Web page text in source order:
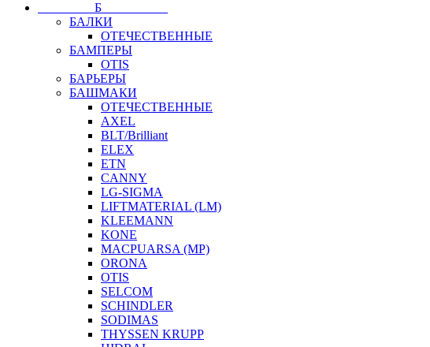
⠀⠀⠀⠀⠀⠀Б⠀⠀⠀⠀⠀⠀⠀
БАЛКИ
ОТЕЧЕСТВЕННЫЕ
БАМПЕРЫ
OTIS
БАРЬЕРЫ
БАШМАКИ
ОТЕЧЕСТВЕННЫЕ
AXEL
BLT/Brilliant
ELEX
ETN
CANNY
LG-SIGMA
LIFTMATERIAL (LM)
KLEEMANN
KONE
MACPUARSA (MP)
ORONA
OTIS
SELCOM
SCHINDLER
SODIMAS
THYSSEN KRUPP